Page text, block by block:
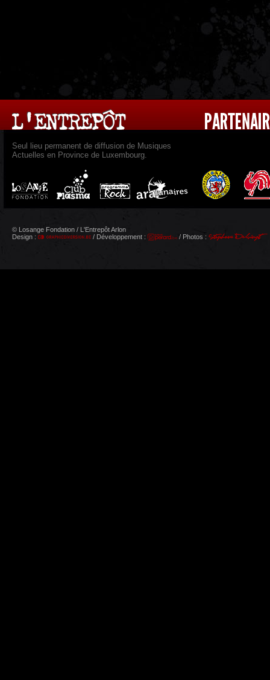
Seul lieu permanent de diffusion de Musiques
Actuelles en Province de Luxembourg.
© Losange Fondation / L'Entrepôt Arlon
Design :
/ Développement : / Photos :